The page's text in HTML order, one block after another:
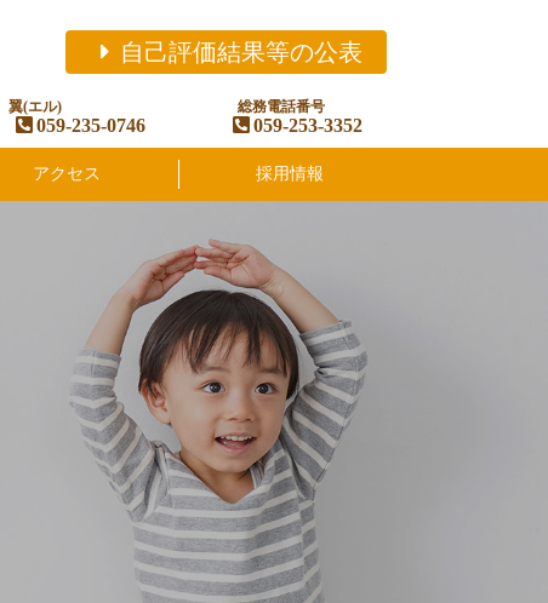
翼(エル)
059-235-0746
総務電話番号
059-253-3352
自己評価結果等の公表
アクセス 採用情報